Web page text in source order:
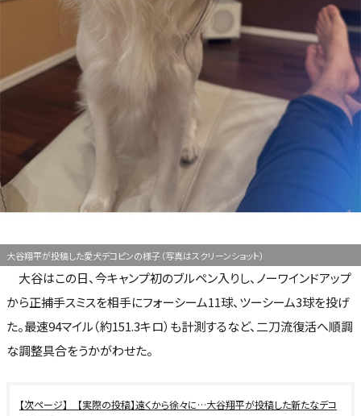
大谷翔平が投稿した愛犬デコピンの様子（写真はスクリーンショット）
大谷はこの日、今キャンプ初のブルペン入りし、ノーワインドアップ
から正捕手スミスを相手にフォーシーム11球、ツーシーム3球を投げ
た。最速94マイル（約151.3キロ）も計測するなど、二刀流復活へ順調
な調整具合をうかがわせた。
【実際の投稿】遠くから徐々に…大谷翔平が投稿した新たなデコ